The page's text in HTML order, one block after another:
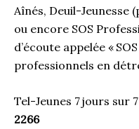
Aînés, Deuil-Jeunesse
ou encore SOS
d’écoute appelée «
professionnels en
Tel-Jeunes 7 jours sur
2266